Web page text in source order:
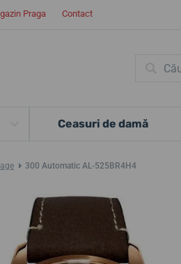
Praga Contact
Ceasuri de damă
300 Automatic AL-525BR4H4